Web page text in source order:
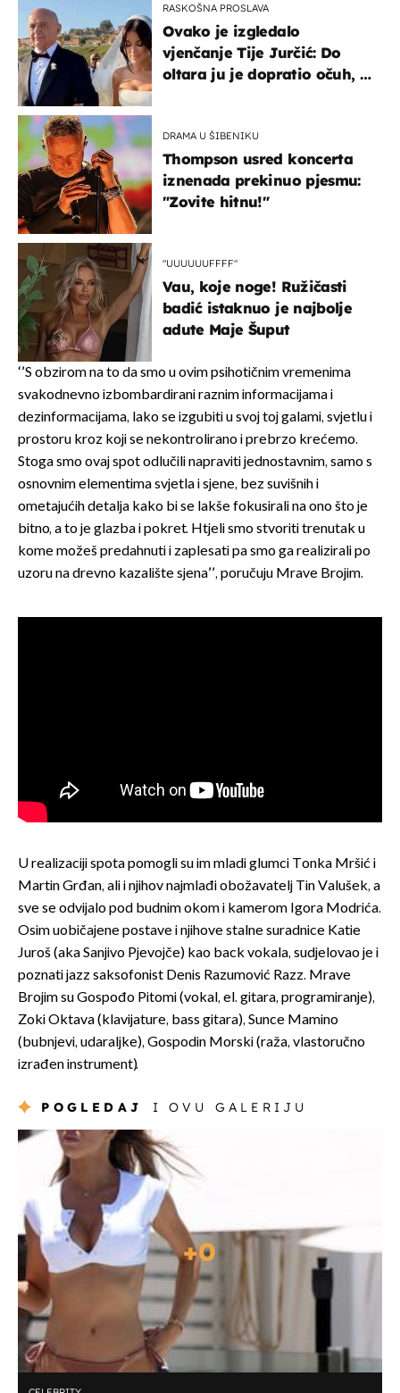
RASKOŠNA PROSLAVA
Ovako je izgledalo
vjenčanje Tije Jurčić: Do
oltara ju je dopratio očuh, a
DRAMA U ŠIBENIKU
Thompson usred koncerta
iznenada prekinuo pjesmu:
"Zovite hitnu!"
"UUUUUUFFFF"
Vau, koje noge! Ružičasti
badić istaknuo je najbolje
adute Maje Šuput
‘’S obzirom na to da smo u ovim psihotičnim vremenima
svakodnevno izbombardirani raznim informacijama i
dezinformacijama, lako se izgubiti u svoj toj galami, svjetlu i
prostoru kroz koji se nekontrolirano i prebrzo krećemo.
Stoga smo ovaj spot odlučili napraviti jednostavnim, samo s
osnovnim elementima svjetla i sjene, bez suvišnih i
ometajućih detalja kako bi se lakše fokusirali na ono što je
bitno, a to je glazba i pokret. Htjeli smo stvoriti trenutak u
kome možeš predahnuti i zaplesati pa smo ga realizirali po
uzoru na drevno kazalište sjena’’, poručuju Mrave Brojim.
U realizaciji spota pomogli su im mladi glumci Tonka Mršić i
Martin Grđan, ali i njihov najmlađi obožavatelj Tin Valušek, a
sve se odvijalo pod budnim okom i kamerom Igora Modrića.
Osim uobičajene postave i njihove stalne suradnice Katie
Juroš (aka Sanjivo Pjevojče) kao back vokala, sudjelovao je i
poznati jazz saksofonist Denis Razumović Razz. Mrave
Brojim su Gospođo Pitomi (vokal, el. gitara, programiranje),
Zoki Oktava (klavijature, bass gitara), Sunce Mamino
(bubnjevi, udaraljke), Gospodin Morski (raža, vlastoručno
izrađen instrument).
POGLEDAJ I OVU GALERIJU
+0